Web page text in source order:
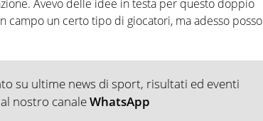
Avevo delle idee in testa per questo doppio
campo un certo tipo di giocatori, ma adesso posso
su ultime news di sport, risultati ed eventi
nostro canaleWhatsApp